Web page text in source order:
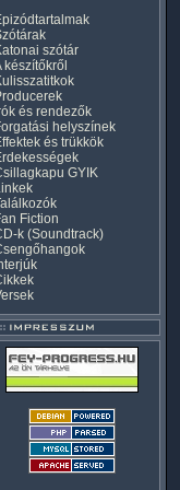
szótár
készítőkről
és rendezők
helyszínek
és trükkök
GYIK
Fiction
k (Soundtrack)